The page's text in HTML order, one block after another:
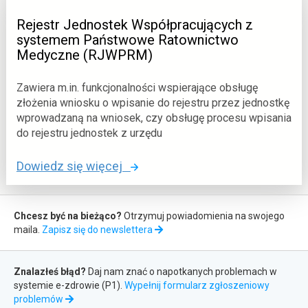
Rejestr Jednostek Współpracujących z
systemem Państwowe Ratownictwo
Medyczne (RJWPRM)
Zawiera m.in. funkcjonalności wspierające obsługę
złożenia wniosku o wpisanie do rejestru przez jednostkę
wprowadzaną na wniosek, czy obsługę procesu wpisania
do rejestru jednostek z urzędu
Dowiedz się więcej
o
:
R
e
j
e
s
t
Zapis
do
newslettera
Chcesz być na bieżąco? Otrzymuj powiadomienia na swojego
maila. Zapisz się do newslettera
Zgłaszanie
błędów
Znalazłeś błąd? Daj nam znać o napotkanych problemach w
systemie e-zdrowie (P1). Wypełnij formularz zgłoszeniowy
problemów
otwiera